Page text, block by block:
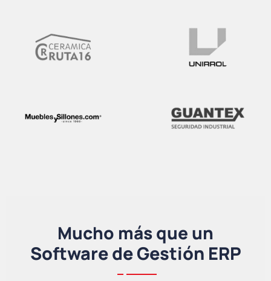
Mucho más que un
Software de Gestión ERP